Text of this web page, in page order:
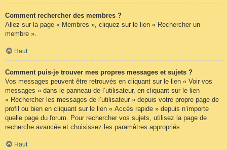
Comment rechercher des membres ?
Allez sur la page « Membres », cliquez sur le lien « Rechercher un
membre ».
Haut
Comment puis-je trouver mes propres messages et sujets ?
Vos messages peuvent être retrouvés en cliquant sur le lien « Voir vos
messages » dans le panneau de l’utilisateur, en cliquant sur le lien
« Rechercher les messages de l’utilisateur » depuis votre propre page de
profil ou bien en cliquant sur le lien « Accès rapide » depuis n’importe
quelle page du forum. Pour rechercher vos sujets, utilisez la page de
recherche avancée et choisissez les paramètres appropriés.
Haut